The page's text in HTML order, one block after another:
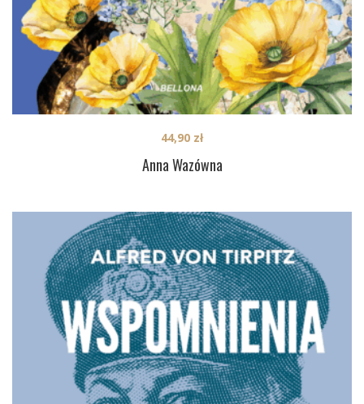
Anna Wazówna
44,90 zł